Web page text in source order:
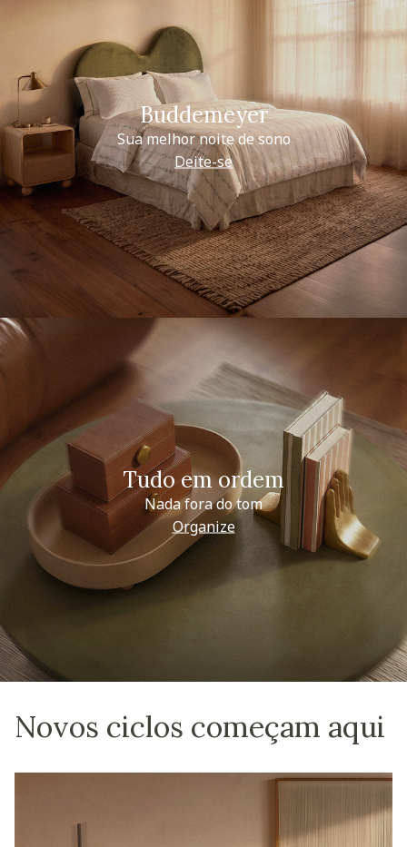
Buddemeyer
Sua melhor noite de sono
Deite-se
Tudo em ordem
Nada fora do tom
Organize
Novos ciclos começam aqui